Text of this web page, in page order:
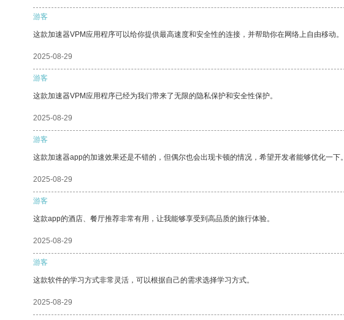
游客
这款加速器VPM应用程序可以给你提供最高速度和安全性的连接，并帮助你在网络上自由移动。
2025-08-29
游客
这款加速器VPM应用程序已经为我们带来了无限的隐私保护和安全性保护。
2025-08-29
游客
这款加速器app的加速效果还是不错的，但偶尔也会出现卡顿的情况，希望开发者能够优化一下。
2025-08-29
游客
这款app的酒店、餐厅推荐非常有用，让我能够享受到高品质的旅行体验。
2025-08-29
游客
这款软件的学习方式非常灵活，可以根据自己的需求选择学习方式。
2025-08-29